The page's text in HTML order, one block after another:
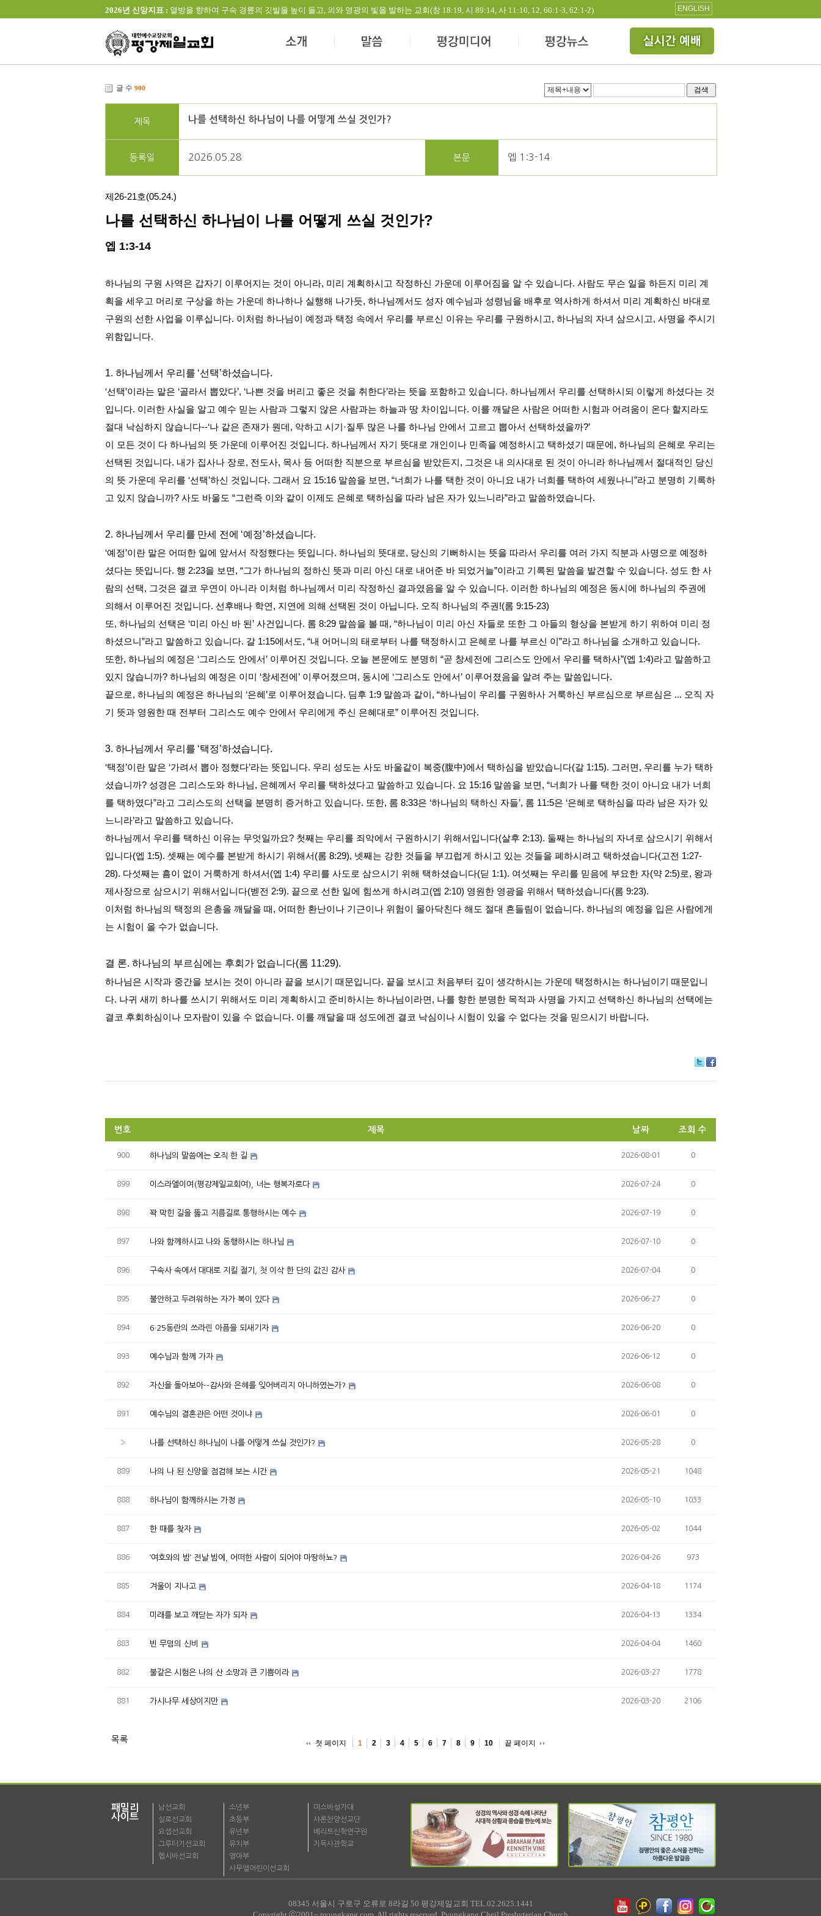
2026년 신앙지표 : 열방을 향하여 구속 경륜의 깃발을 높이 들고, 의와 영광의 빛을 발하는 교회(창 18:19, 시 89:14, 사 11:10, 12, 60:1-3, 62:1-2) ENGLISH
글 수 900 검색
제목 나를 선택하신 하나님이 나를 어떻게 쓰실 것인가?
등록일 2026.05.28 본문 엡 1:3-14
제 26-21호(05.24.)
나를 선택하신 하나님이 나를 어떻게 쓰실 것인가?
엡 1:3-14
하나님의 구원 사역은 갑자기 이루어지는 것이 아니라, 미리 계획하시고 작정하신 가운데 이루어짐을 알 수 있습니다. 사람도 무슨 일을 하든지 미리 계
획을 세우고 머리로 구상을 하는 가운데 하나하나 실행해 나가듯, 하나님께서도 성자 예수님과 성령님을 배후로 역사하게 하셔서 미리 계획하신 바대로
구원의 선한 사업을 이루십니다. 이처럼 하나님이 예정과 택정 속에서 우리를 부르신 이유는 우리를 구원하시고, 하나님의 자녀 삼으시고, 사명을 주시기
위함입니다.
1. 하나님께서 우리를 ‘선택’하셨습니다.
‘선택’이라는 말은 ‘골라서 뽑았다’, ‘나쁜 것을 버리고 좋은 것을 취한다’라는 뜻을 포함하고 있습니다. 하나님께서 우리를 선택하시되 이렇게 하셨다는 것
입니다. 이러한 사실을 알고 예수 믿는 사람과 그렇지 않은 사람과는 하늘과 땅 차이입니다. 이를 깨달은 사람은 어떠한 시험과 어려움이 온다 할지라도
절대 낙심하지 않습니다--‘나 같은 존재가 뭔데 , 악하고 시기 ·질투 많은 나를 하나님 안에서 고르고 뽑아서 선택하셨을까?’
이 모든 것이 다 하나님의 뜻 가운데 이루어진 것입니다. 하나님께서 자기 뜻대로 개인이나 민족을 예정하시고 택하셨기 때문에 , 하나님의 은혜로 우리는
선택된 것입니다. 내가 집사나 장로, 전도사, 목사 등 어떠한 직분으로 부르심을 받았든지 , 그것은 내 의사대로 된 것이 아니라 하나님께서 절대적인 당신
의 뜻 가운데 우리를 ‘선택’하신 것입니다. 그래서 요 15:16 말씀을 보면 , “너희가 나를 택한 것이 아니요 내가 너희를 택하여 세웠나니 ”라고 분명히 기록하
고 있지 않습니까? 사도 바울도 “그런즉 이와 같이 이제도 은혜로 택하심을 따라 남은 자가 있느니라”라고 말씀하였습니다.
2. 하나님께서 우리를 만세 전에 ‘예정’하셨습니다.
‘예정’이란 말은 어떠한 일에 앞서서 작정했다는 뜻입니다. 하나님의 뜻대로, 당신의 기뻐하시는 뜻을 따라서 우리를 여러 가지 직분과 사명으로 예정하
셨다는 뜻입니다. 행 2:23을 보면 , “그가 하나님의 정하신 뜻과 미리 아신 대로 내어준 바 되었거늘”이라고 기록된 말씀을 발견할 수 있습니다. 성도 한 사
람의 선택, 그것은 결코 우연이 아니라 이처럼 하나님께서 미리 작정하신 결과였음을 알 수 있습니다. 이러한 하나님의 예정은 동시에 하나님의 주권에
의해서 이루어진 것입니다. 선후배나 학연 , 지연에 의해 선택된 것이 아닙니다. 오직 하나님의 주권 !(롬 9:15-23)
또, 하나님의 선택은 ‘미리 아신 바 된 ’ 사건입니다. 롬 8:29 말씀을 볼 때 , “하나님이 미리 아신 자들로 또한 그 아들의 형상을 본받게 하기 위하여 미리 정
하셨으니 ”라고 말씀하고 있습니다. 갈 1:15에서도, “내 어머니의 태로부터 나를 택정하시고 은혜로 나를 부르신 이 ”라고 하나님을 소개하고 있습니다.
또한, 하나님의 예정은 ‘그리스도 안에서 ’ 이루어진 것입니다. 오늘 본문에도 분명히 “곧 창세전에 그리스도 안에서 우리를 택하사”(엡 1:4)라고 말씀하고
있지 않습니까? 하나님의 예정은 이미 ‘창세전에 ’ 이루어졌으며 , 동시에 ‘그리스도 안에서 ’ 이루어졌음을 알려 주는 말씀입니다.
끝으로, 하나님의 예정은 하나님의 ‘은혜 ’로 이루어졌습니다. 딤후 1:9 말씀과 같이 , “하나님이 우리를 구원하사 거룩하신 부르심으로 부르심은 ... 오직 자
기 뜻과 영원한 때 전부터 그리스도 예수 안에서 우리에게 주신 은혜대로” 이루어진 것입니다.
3. 하나님께서 우리를 ‘택정’하셨습니다.
‘택정’이란 말은 ‘가려서 뽑아 정했다’라는 뜻입니다. 우리 성도는 사도 바울같이 복중(腹中)에서 택하심을 받았습니다(갈 1:15). 그러면 , 우리를 누가 택하
셨습니까? 성경은 그리스도와 하나님, 은혜께서 우리를 택하셨다고 말씀하고 있습니다. 요 15:16 말씀을 보면 , “너희가 나를 택한 것이 아니요 내가 너희
를 택하였다”라고 그리스도의 선택을 분명히 증거하고 있습니다. 또한, 롬 8:33은 ‘하나님의 택하신 자들’, 롬 11:5은 ‘은혜로 택하심을 따라 남은 자가 있
느니라’라고 말씀하고 있습니다.
하나님께서 우리를 택하신 이유는 무엇일까요? 첫째는 우리를 죄악에서 구원하시기 위해서입니다(살후 2:13). 둘째는 하나님의 자녀로 삼으시기 위해서
입니다(엡 1:5). 셋째는 예수를 본받게 하시기 위해서 (롬 8:29), 넷째는 강한 것들을 부끄럽게 하시고 있는 것들을 폐하시려고 택하셨습니다(고전 1:27-
28). 다섯째는 흠이 없이 거룩하게 하셔서 (엡 1:4) 우리를 사도로 삼으시기 위해 택하셨습니다(딛 1:1). 여섯째는 우리를 믿음에 부요한 자(약 2:5)로, 왕과
제사장으로 삼으시기 위해서입니다(벧전 2:9). 끝으로 선한 일에 힘쓰게 하시려고(엡 2:10) 영원한 영광을 위해서 택하셨습니다(롬 9:23).
이처럼 하나님의 택정의 은총을 깨달을 때 , 어떠한 환난이나 기근이나 위험이 몰아닥친다 해도 절대 흔들림이 없습니다. 하나님의 예정을 입은 사람에게
는 시험이 올 수가 없습니다.
결 론. 하나님의 부르심에는 후회가 없습니다(롬 11:29).
하나님은 시작과 중간을 보시는 것이 아니라 끝을 보시기 때문입니다. 끝을 보시고 처음부터 깊이 생각하시는 가운데 택정하시는 하나님이기 때문입니
다. 나귀 새끼 하나를 쓰시기 위해서도 미리 계획하시고 준비하시는 하나님이라면 , 나를 향한 분명한 목적과 사명을 가지고 선택하신 하나님의 선택에는
결코 후회하심이나 모자람이 있을 수 없습니다. 이를 깨달을 때 성도에겐 결코 낙심이나 시험이 있을 수 없다는 것을 믿으시기 바랍니다.
itte ce
번호 제목 날짜 조회 수
900 하나님의 말씀에는 오직 한 길 2026-08-01 0
899 이스라엘이여(평강제일교회여), 너는 행복자로다 2026-07-24 0
898 꽉 막힌 길을 뚫고 지름길로 통행하시는 예수 2026-07-19 0
897 나와 함께하시고 나와 동행하시는 하나님 2026-07-10 0
896 구속사 속에서 대대로 지킬 절기, 첫 이삭 한 단의 값진 감사 2026-07-04 0
895 불안하고 두려워하는 자가 복이 있다 2026-06-27 0
894 6·25동란의 쓰라린 아픔을 되새기자 2026-06-20 0
893 예수님과 함께 가자 2026-06-12 0
892 자신을 돌아보아--감사와 은혜를 잊어버리지 아니하였는가? 2026-06-08 0
891 예수님의 결혼관은 어떤 것이냐 2026-06-01 0
» 나를 선택하신 하나님이 나를 어떻게 쓰실 것인가? 2026-05-28 0
889 나의 나 된 신앙을 점검해 보는 시간 2026-05-21 1048
888 하나님이 함께하시는 가정 2026-05-10 1033
887 한 때를 찾자 2026-05-02 1044
886 ‘여호와의 밤’ 전날 밤에, 어떠한 사람이 되어야 마땅하뇨? 2026-04-26 973
885 겨울이 지나고 2026-04-18 1174
884 미래를 보고 깨닫는 자가 되자 2026-04-13 1334
883 빈 무덤의 신비 2026-04-04 1460
882 불같은 시험은 나의 산 소망과 큰 기쁨이라 2026-03-27 1778
881 가시나무 세상이지만 2026-03-20 2106
목록 첫 페이지 1 2 3 4 5 6 7 8 9 10 끝 페이지
패밀리
사이트
남선교회
실로선교회
요셉선교회
그루터기선교회
헵시바선교회
소년부
초등부
유년부
유치부
영아부
사무엘어린이선교회
미스바성가대
샤론찬양선교단
베리트신학연구원
기독사관학교
08345 서울시 구로구 오류로 8라길 50 평강제일교회 TEL.02.2625.1441